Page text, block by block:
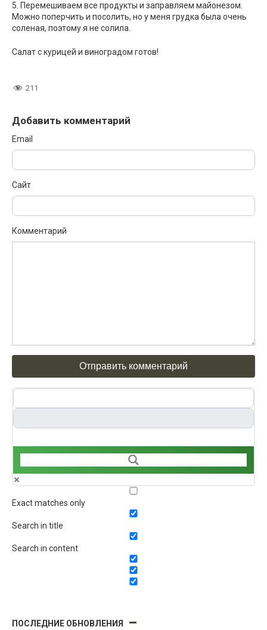
5. Перемешиваем все продукты и заправляем майонезом.
Можно поперчить и посолить, но у меня грудка была очень
соленая, поэтому я не солила.
Салат с курицей и виноградом готов!
211
Добавить комментарий
Email
Сайт
Комментарий
Exact matches only
Search in title
Search in content
ПОСЛЕДНИЕ ОБНОВЛЕНИЯ